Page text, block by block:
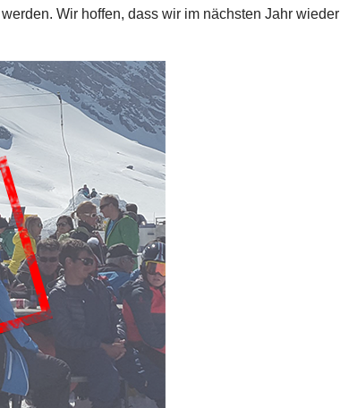
Wir hoffen, dass wir im nächsten Jahr wieder